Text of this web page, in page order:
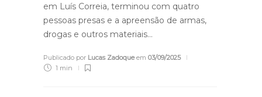
em Luís Correia, terminou com quatro
pessoas presas e a apreensão de armas,
drogas e outros materiais…
Publicado por Lucas Zadoqueem 03/09/2025
1 min